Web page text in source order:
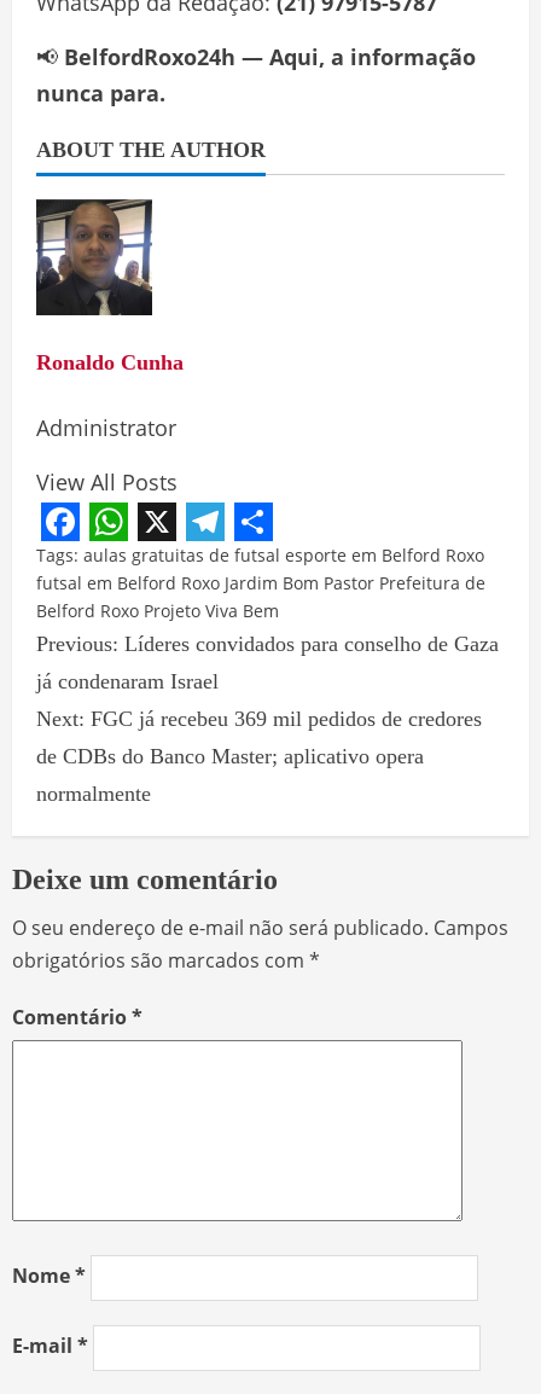
📢 BelfordRoxo24h — Aqui, a informação
nunca para.
ABOUT THE AUTHOR
Ronaldo Cunha
Administrator
View All Posts
Facebook
WhatsApp
X Telegram
Share
Tags: aulas gratuitas de futsal esporte em Belford Roxo
futsal em Belford Roxo Jardim Bom Pastor Prefeitura de
Belford Roxo Projeto Viva Bem
Previous: Líderes convidados para conselho de Gaza
já condenaram Israel
Next: FGC já recebeu 369 mil pedidos de credores
de CDBs do Banco Master; aplicativo opera
normalmente
Deixe um comentário
O seu endereço de e-mail não será publicado. Campos
obrigatórios são marcados com *
Comentário*
Nome*
E-mail *